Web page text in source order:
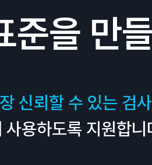
준을 만
신뢰할 수 있는 검사
사용하도록 지원합니